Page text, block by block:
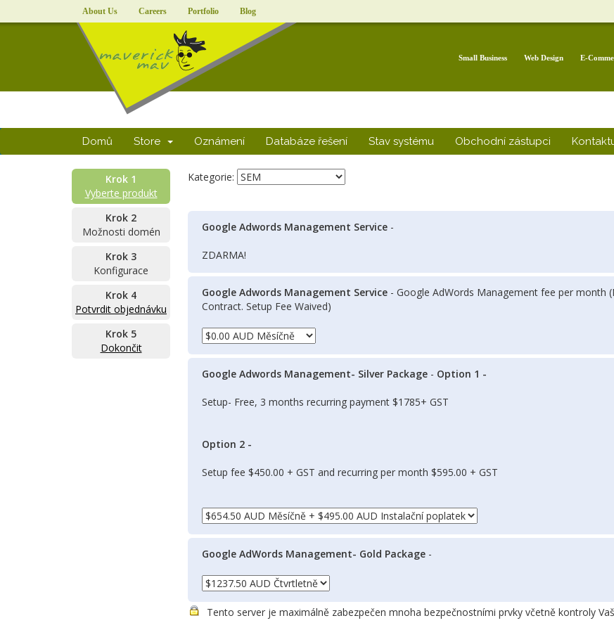
About Us Careers Portfolio Blog
Small Business Web Design E-
Domů Store Oznámení Databáze řešení Stav systému Obchodní zástupci
Krok 1
Vyberte produkt
Krok 2
Možnosti domén
Krok 3
Konfigurace
Krok 4
Potvrdit objednávku
Krok 5
Dokončit
Kategorie:
Google Adwords Management Service -
ZDARMA!
Google Adwords Management Service - Google AdWords Management fee per month
Contract. Setup Fee Waived)
Google Adwords Management- Silver Package - Option 1 -
Setup- Free, 3 months recurring payment $1785+ GST
Option 2 -
Setup fee $450.00 + GST and recurring per month $595.00 + GST
Google AdWords Management- Gold Package -
Tento server je maximálně zabezpečen mnoha bezpečnostními prvky včetně kontroly